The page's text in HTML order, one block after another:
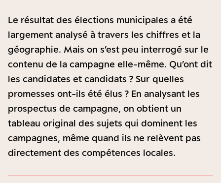
Le résultat des élections municipales a été
largement analysé à travers les chiffres et la
géographie. Mais on s’est peu interrogé sur le
contenu de la campagne elle-même. Qu’ont dit
les candidates et candidats ? Sur quelles
promesses ont-ils été élus ? En analysant les
prospectus de campagne, on obtient un
tableau original des sujets qui dominent les
campagnes, même quand ils ne relèvent pas
directement des compétences locales.